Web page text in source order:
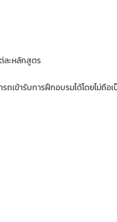
ละหลักสูตร
ารับการฝึกอบรมได้โดยไม่ถือเ